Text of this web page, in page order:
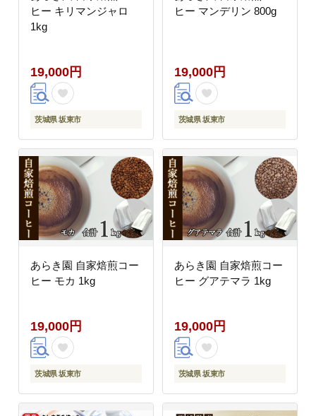
ヒー キリマンジャロ
1kg
19,000円
茨城県 坂東市
ヒー マンデリン 800g
19,000円
茨城県 坂東市
あらき園 自家焙煎コー
ヒー モカ 1kg
19,000円
茨城県 坂東市
あらき園 自家焙煎コー
ヒー グアテマラ 1kg
19,000円
茨城県 坂東市